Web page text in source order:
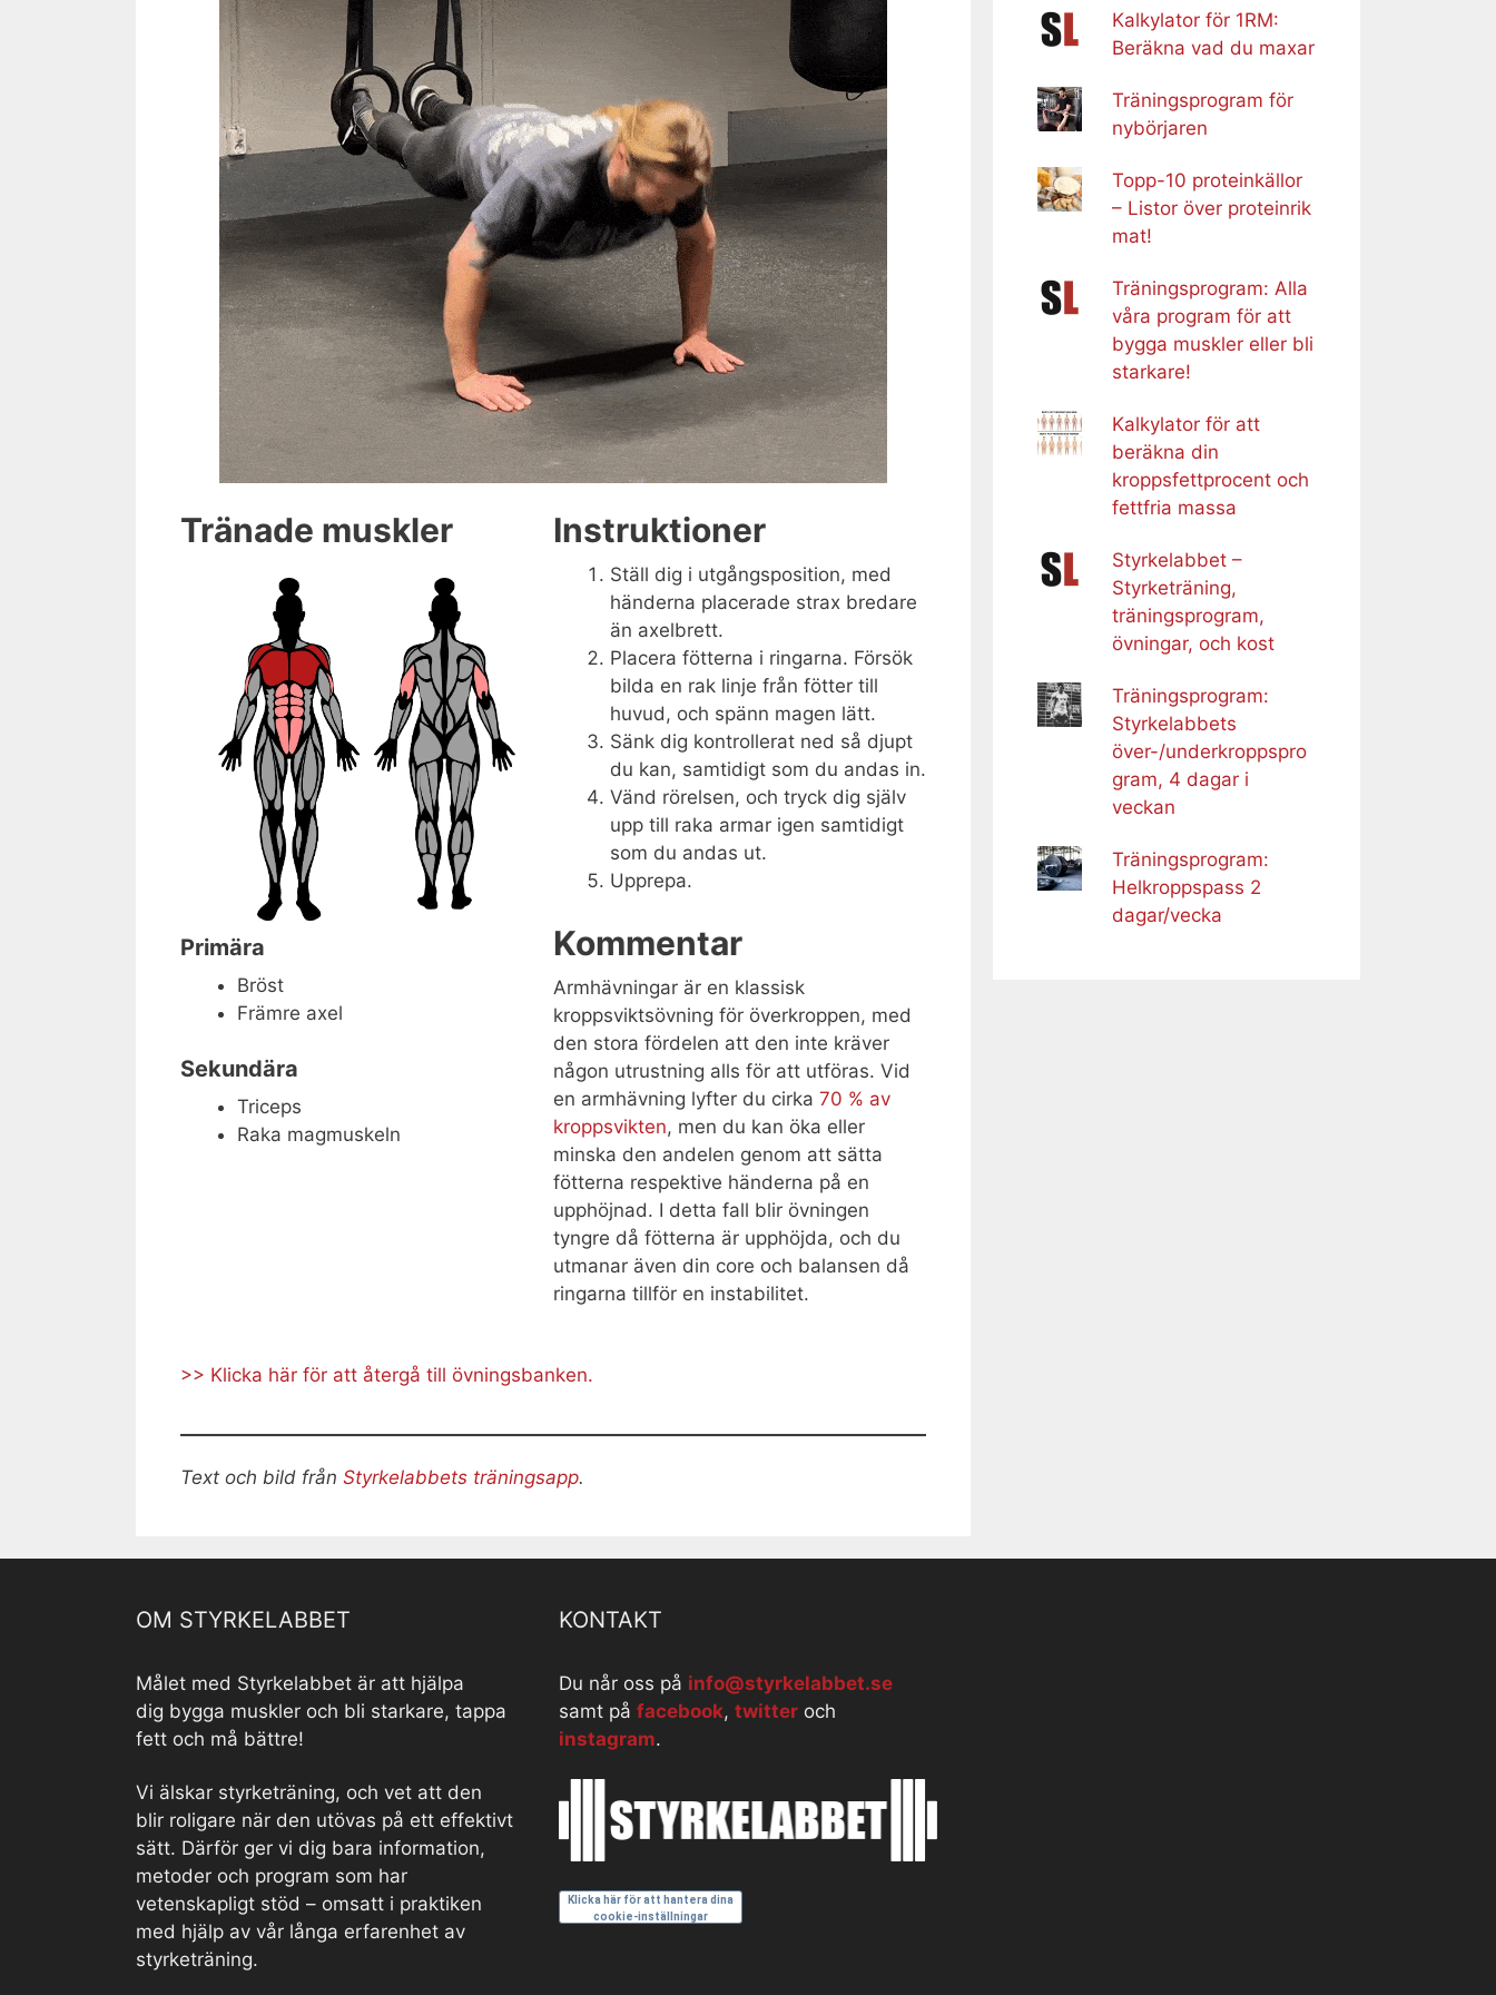
Tränade muskler
Primära
Bröst
Främre axel
Sekundära
Triceps
Raka magmuskeln
Instruktioner
Ställ dig i utgångsposition, med
händerna placerade strax bredare
än axelbrett.
Placera fötterna i ringarna. Försök
bilda en rak linje från fötter till
huvud, och spänn magen lätt.
Sänk dig kontrollerat ned så djupt
du kan, samtidigt som du andas in.
Vänd rörelsen, och tryck dig själv
upp till raka armar igen samtidigt
som du andas ut.
Upprepa.
Kommentar
Armhävningar är en klassisk
kroppsviktsövning för överkroppen, med
den stora fördelen att den inte kräver
någon utrustning alls för att utföras. Vid
en armhävning lyfter du cirka 70 % av
kroppsvikten, men du kan öka eller
minska den andelen genom att sätta
fötterna respektive händerna på en
upphöjnad. I detta fall blir övningen
tyngre då fötterna är upphöjda, och du
utmanar även din core och balansen då
ringarna tillför en instabilitet.
>> Klicka här för att återgå till övningsbanken.
Text och bild från Styrkelabbets träningsapp.
Kalkylator för 1RM:
Beräkna vad du maxar
Träningsprogram för
nybörjaren
Topp-10 proteinkällor
– Listor över proteinrik
mat!
Träningsprogram: Alla
våra program för att
bygga muskler eller bli
starkare!
Kalkylator för att
beräkna din
kroppsfettprocent och
fettfria massa
Styrkelabbet –
Styrketräning,
träningsprogram,
övningar, och kost
Träningsprogram:
Styrkelabbets
över-/underkroppspro
gram, 4 dagar i
veckan
Träningsprogram:
Helkroppspass 2
dagar/vecka
OM STYRKELABBET
Målet med Styrkelabbet är att hjälpa
dig bygga muskler och bli starkare, tappa
fett och må bättre!
Vi älskar styrketräning, och vet att den
blir roligare när den utövas på ett effektivt
sätt. Därför ger vi dig bara information,
metoder och program som har
vetenskapligt stöd – omsatt i praktiken
med hjälp av vår långa erfarenhet av
styrketräning.
KONTAKT
Du når oss på info@styrkelabbet.se
samt på facebook, twitteroch
instagram.
Klicka här för att hantera dina
cookie-inställningar